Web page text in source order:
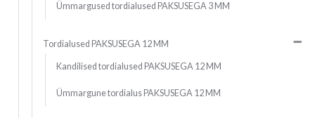
Ümmargused tordialused PAKSUSEGA 3 MM
Tordialused PAKSUSEGA 12 MM
Kandilised tordialused PAKSUSEGA 12 MM
Ümmargune tordialus PAKSUSEGA 12 MM